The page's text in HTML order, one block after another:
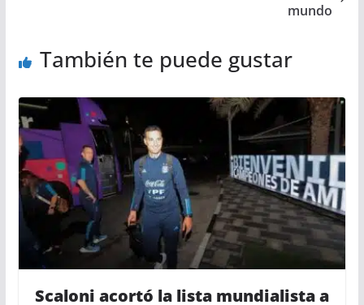
mundo
También te puede gustar
Scaloni acortó la lista mundialista a